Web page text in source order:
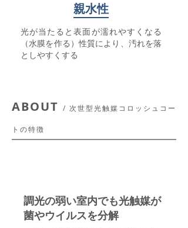
親水性
光が当たると表面が濡れやすくなる
（水膜を作る）性質により、汚れを落
としやすくする
ABOUT / 次世型光触媒コロッシュコー
トの特徴
調光の弱い室内でも光触媒が
菌やウイルスを分解